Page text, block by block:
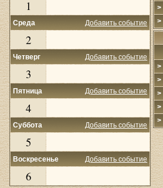
1
Добавить событие
Среда
2
Добавить событие
Четверг
3
Добавить событие
Пятница
4
Добавить событие
Суббота
5
Добавить событие
Воскресенье
6
>
>
>
>
>
>
>